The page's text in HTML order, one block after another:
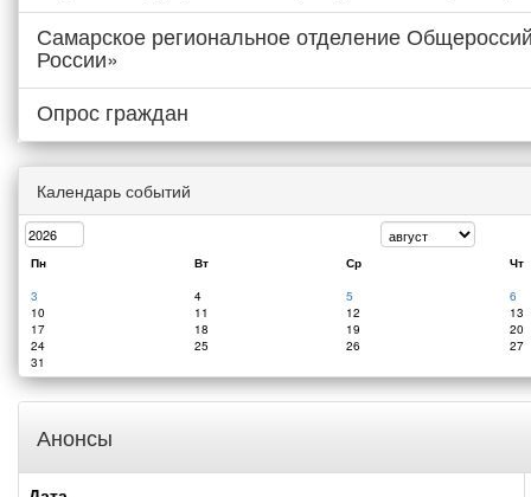
Самарское региональное отделение
России»
Опрос граждан
Календарь событий
Пн Вт Ср
Чт
3
4 5
6
10
11 12
13
17
18 19
20
24
25 26
27
31
Анонсы